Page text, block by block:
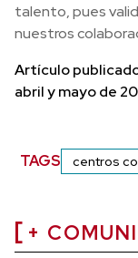
talento, pues
nuestros
Artículo
abril y mayo de
TAGS centros
+